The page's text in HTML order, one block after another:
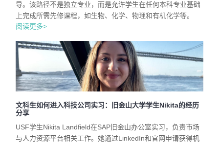
导。该路径不是独立专业，而是允许学生在任何本科专业基础
上完成所需先修课程，如生物、化学、物理和有机化学等。
阅读更多>
文科生如何进入科技公司实习：旧金山大学学生Nikita的经历
分享
USF学生Nikita Landfield在SAP旧金山办公室实习，负责市场
与人力资源平台相关工作。她通过LinkedIn和官网申请获得机